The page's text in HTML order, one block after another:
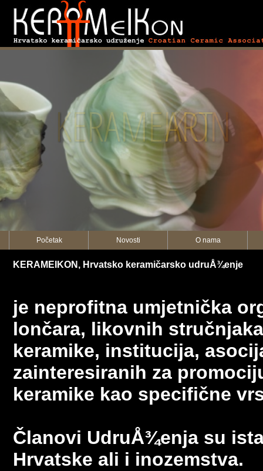
KERAMEIKON
Početak Novosti O nama
KERAMEIKON, Hrvatsko keramičarsko udruÅ¾enje
je neprofitna umjetnička
lončara, likovnih
keramike, institucija,
zainteresiranih za
keramike kao specifične
Članovi UdruÅ¾enjasu
Hrvatske ali i inozemstva.